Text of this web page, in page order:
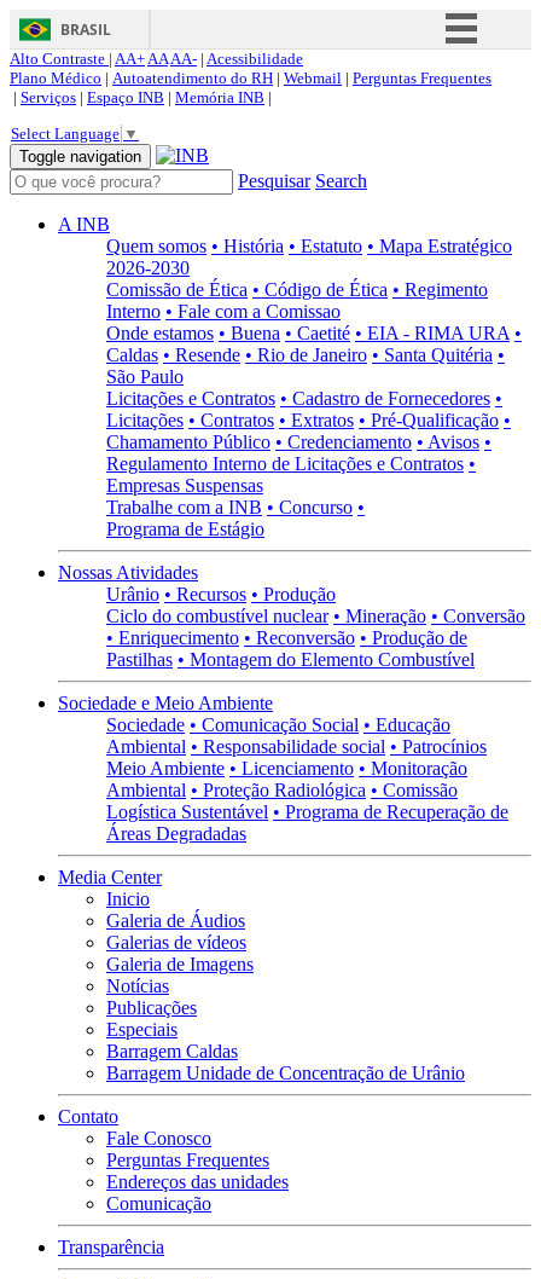
BRASIL
Simplifique!
Acesso à informação
Canais
Alto Contraste | AA+AAAA- | Acessibilidade
Plano Médico | Autoatendimento do RH | Webmail | Perguntas Frequentes
| Serviços | Espaço INB | Memória INB |
Select Language ▼
Toggle navigation
Pesquisar Search
A INB
Quem somos • História • Estatuto • Mapa Estratégico
2026-2030
Comissão de Ética • Código de Ética • Regimento
Interno • Fale com a Comissao
Onde estamos • Buena • Caetité • EIA - RIMA URA •
Caldas • Resende • Rio de Janeiro • Santa Quitéria •
São Paulo
Licitações e Contratos • Cadastro de Fornecedores •
Licitações • Contratos • Extratos • Pré-Qualificação •
Chamamento Público • Credenciamento • Avisos •
Regulamento Interno de Licitações e Contratos •
Empresas Suspensas
Trabalhe com a INB • Concurso •
Programa de Estágio
Nossas Atividades
Urânio • Recursos • Produção
Ciclo do combustível nuclear • Mineração • Conversão
• Enriquecimento • Reconversão • Produção de
Pastilhas • Montagem do Elemento Combustível
Sociedade e Meio Ambiente
Sociedade • Comunicação Social • Educação
Ambiental • Responsabilidade social • Patrocínios
Meio Ambiente • Licenciamento • Monitoração
Ambiental • Proteção Radiológica • Comissão
Logística Sustentável • Programa de Recuperação de
Áreas Degradadas
Media Center
Inicio
Galeria de Áudios
Galerias de vídeos
Galeria de Imagens
Notícias
Publicações
Especiais
Barragem Caldas
Barragem Unidade de Concentração de Urânio
Contato
Fale Conosco
Perguntas Frequentes
Endereços das unidades
Comunicação
Transparência